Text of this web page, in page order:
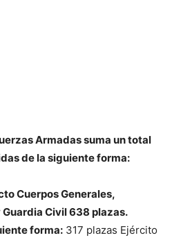
Armadas suma un total
de la siguiente forma:
Cuerpos Generales,
Civil 638 plazas.
forma: 317 plazas Ejército